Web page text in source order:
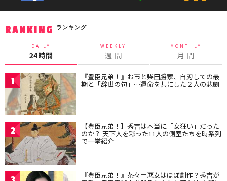
RANKING ランキング
DAILY
24時間
WEEKLY
週 間
MONTHLY
月 間
1 『豊臣兄弟！』お市と柴田勝家、自刃しての最
期と「辞世の句」…運命を共にした２人の悲劇
2 【豊臣兄弟！】秀吉は本当に「女狂い」だった
のか？ 天下人を彩った11人の側室たちを時系列
で一挙紹介
『豊臣兄弟！』茶々＝悪女はほぼ創作？秀吉が